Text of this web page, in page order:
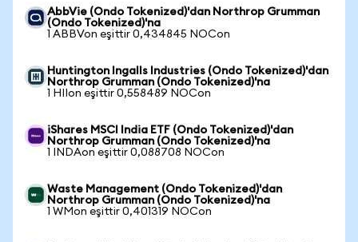
AbbVie (Ondo Tokenized)'dan Northrop Grumman
(Ondo Tokenized)'na
1 ABBVon eşittir 0,434845 NOCon
Huntington Ingalls Industries (Ondo Tokenized)'dan
Northrop Grumman (Ondo Tokenized)'na
1 HIIon eşittir 0,558489 NOCon
iShares MSCI India ETF (Ondo Tokenized)'dan
Northrop Grumman (Ondo Tokenized)'na
1 INDAon eşittir 0,088708 NOCon
Waste Management (Ondo Tokenized)'dan
Northrop Grumman (Ondo Tokenized)'na
1 WMon eşittir 0,401319 NOCon